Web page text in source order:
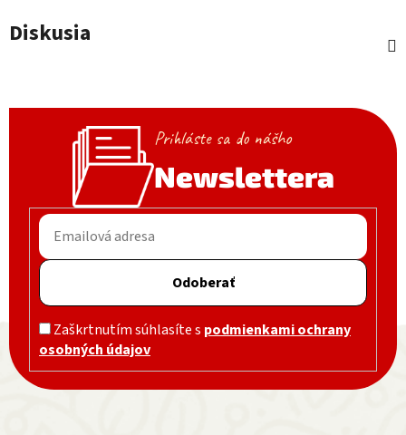
Diskusia
Prihláste sa do nášho
Newslettera
Odoberať
Zaškrtnutím súhlasíte s podmienkami ochrany
osobných údajov
Zápätie